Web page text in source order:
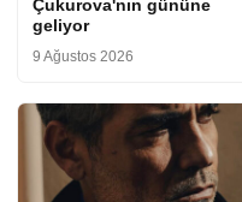
Çukurova'nın gününe
geliyor
9 Ağustos 2026